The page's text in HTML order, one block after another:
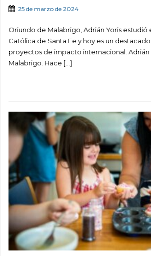
25 de marzo de 2024
Oriundo de Malabrigo, Adrián Yoris estudió
Católica de Santa Fe y hoy es un
proyectos de impacto internacional. Adrián
Malabrigo. Hace […]